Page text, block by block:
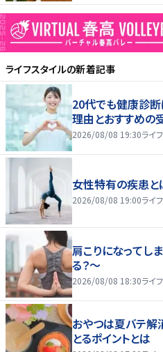
ライフスタイルの新着記事
20代でも健康診断
理由とおすすめの
2026/08/08 19:30ライ
女性特有の疾患と
2026/08/08 19:00ライ
肩こりになってし
る？～
2026/08/08 18:30ライ
おやつは夏バテ解
とるポイントとは